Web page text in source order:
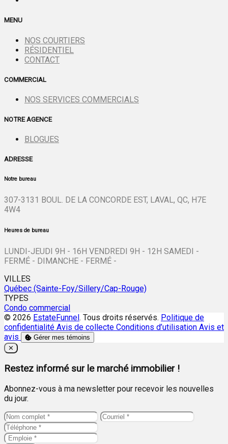
MENU
NOS COURTIERS
RÉSIDENTIEL
CONTACT
COMMERCIAL
NOS SERVICES COMMERCIALS
NOTRE AGENCE
BLOGUES
ADRESSE
Notre bureau
307-3131 BOUL. DE LA CONCORDE EST, LAVAL, QC, H7E
4W4
Heures de bureau
LUNDI-JEUDI 9H - 16H VENDREDI 9H - 12H SAMEDI -
FERMÉ - DIMANCHE - FERMÉ -
VILLES
Québec (Sainte-Foy/Sillery/Cap-Rouge)
TYPES
Condo commercial
© 2026 EstateFunnel . Tous droits réservés. Politique de
confidentialité Avis de collecte Conditions d’utilisation Avis et
avis
Gérer mes témoins
Close
✕
Restez informé sur le marché immobilier !
Abonnez-vous à ma newsletter pour recevoir les nouvelles
du jour.